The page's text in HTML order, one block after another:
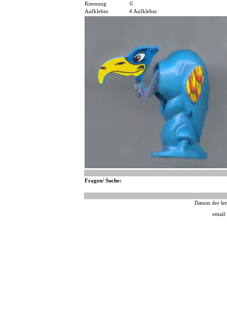
Kennung
©
Aufkleber
4 Aufkleber
Fragen/ Suche:
Datum der